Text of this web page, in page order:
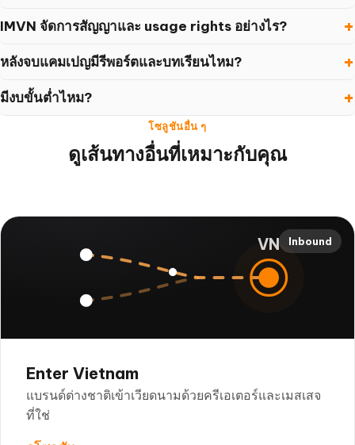
IMVN จัดการสัญญาและ usage rights อย่างไร?
หลังจบแคมเปญมีรีพอร์ตและบทเรียนไหม?
มีงบขั้นต่ำไหม?
โซลูชันอื่น ๆ
ดูเส้นทางอื่นที่เหมาะกับคุณ
Inbound
VN
Enter Vietnam
แบรนด์ต่างชาติเข้าเวียดนามด้วยครีเอเตอร์และเมสเสจ
ที่ใช่